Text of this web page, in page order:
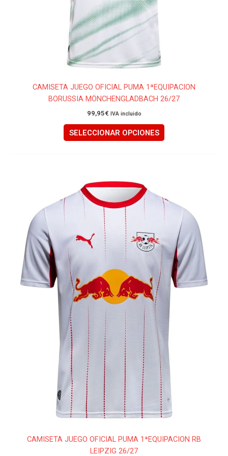
CAMISETA JUEGO OFICIAL PUMA 1ªEQUIPACION
BORUSSIA MÖNCHENGLADBACH 26/27
99,95€ IVA incluido
SELECCIONAR OPCIONES
CAMISETA JUEGO OFICIAL PUMA 1ªEQUIPACION RB
LEIPZIG 26/27
tiene
múltiples
variantes.
opciones
se
pueden
elegir
en
la
página
de
producto